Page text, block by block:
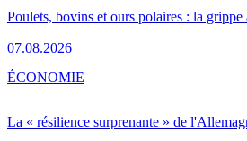
Poulets, bovins et ours polaires : la grippe
07.08.2026
La « résilience surprenante » de
ÉCONOMIE